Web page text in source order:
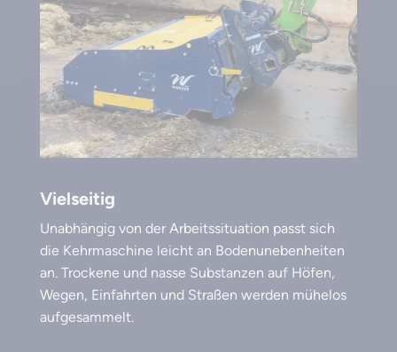
Vielseitig
Unabhängig von der Arbeitssituation passt sich
die Kehrmaschine leicht an Bodenunebenheiten
an. Trockene und nasse Substanzen auf Höfen,
Wegen, Einfahrten und Straßen werden mühelos
aufgesammelt.